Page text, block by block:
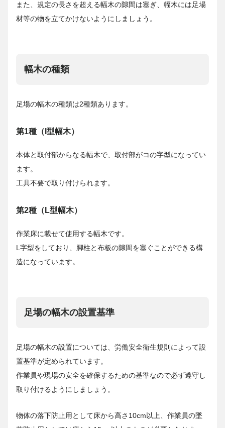
また、規定の長さを超える幅木の隙間は塞ぎ、幅木には足場
材等の物を立てかけないようにしましょう。
幅木の種類
足場の幅木の種類は2種類あります。
第1種（I型幅木）
本体と取付部からなる幅木で、取付部がコの字型になってい
ます。
工具不要で取り付けられます。
第2種（L型幅木）
作業床に載せて使用する幅木です。
L字型をしており、脚柱と布板の隙間を塞ぐことができる構
造になっています。
足場の幅木の設置基準
足場の幅木の設置については、労働安全衛生規則によって設
置基準が定められています。
作業員や現場の安全を確保するための基準なので必ず遵守し
取り付けるようにしましょう。
物体の落下防止用として床から高さ10cm以上、作業員の墜